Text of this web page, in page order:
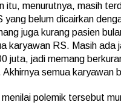
itu, menurutnya, masih
yang belum dicairkan
juga kurang pasien
karyawan RS. Masih ada
juta, jadi memang
Akhirnya semua karyawan
menilai polemik tersebut